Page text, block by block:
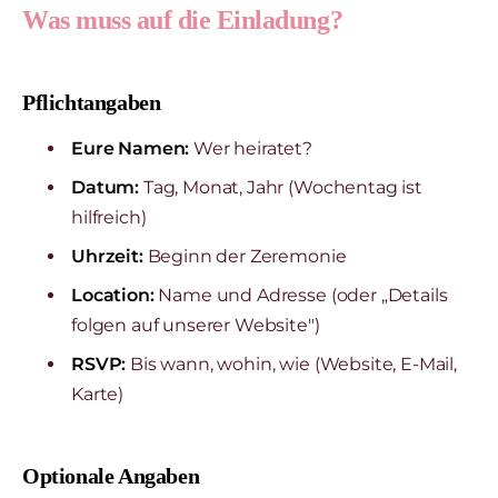
Was muss auf die Einladung?
Pflichtangaben
Eure Namen: Wer heiratet?
Datum: Tag, Monat, Jahr (Wochentag ist
hilfreich)
Uhrzeit:Beginn der Zeremonie
Location:Name und Adresse (oder „Details
folgen auf unserer Website")
RSVP: Bis wann, wohin, wie (Website, E-Mail,
Karte)
Optionale Angaben